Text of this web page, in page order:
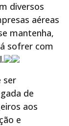
diversos
aéreas
mantenha,
sofrer com
ser
de
aos
e